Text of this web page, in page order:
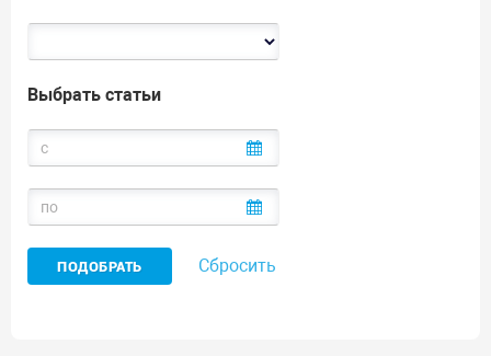
Выбрать статьи
Сбросить